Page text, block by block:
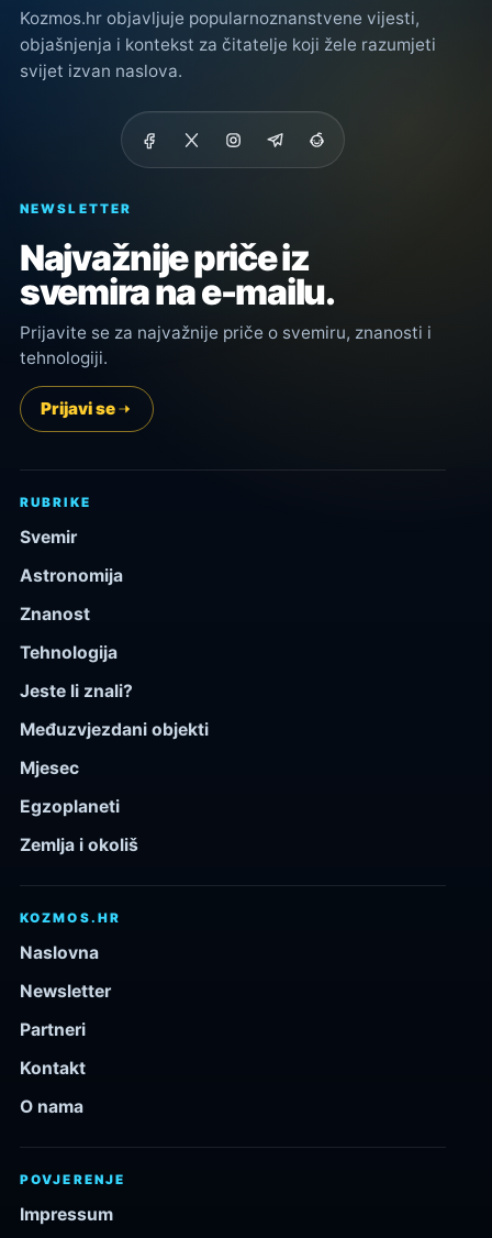
Kozmos.hr objavljuje popularnoznanstvene vijesti,
objašnjenja i kontekst za čitatelje koji žele razumjeti
svijet izvan naslova.
NEWSLETTER
Najvažnije priče iz
svemira na e-mailu.
Prijavite se za najvažnije priče o svemiru, znanosti i
tehnologiji.
Prijavi se
RUBRIKE
Svemir
Astronomija
Znanost
Tehnologija
Jeste li znali?
Međuzvjezdani objekti
Mjesec
Egzoplaneti
Zemlja i okoliš
KOZMOS.HR
Naslovna
Newsletter
Partneri
Kontakt
O nama
POVJERENJE
Impressum